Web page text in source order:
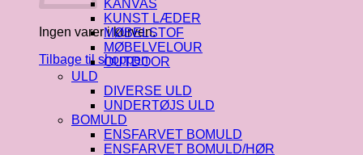
Ingen varer i kurven.
Tilbage til shoppen
KANVAS
KUNST LÆDER
MØBELSTOF
MØBELVELOUR
OUTDOOR
ULD
DIVERSE ULD
UNDERTØJS ULD
BOMULD
ENSFARVET BOMULD
ENSFARVET BOMULD/HØR